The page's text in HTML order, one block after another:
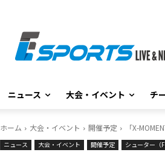
ニュース 大会・イベント チ
ホーム 大会・イベント 開催予定 「X-
ニュース 大会・イベント 開催予定 シューター（